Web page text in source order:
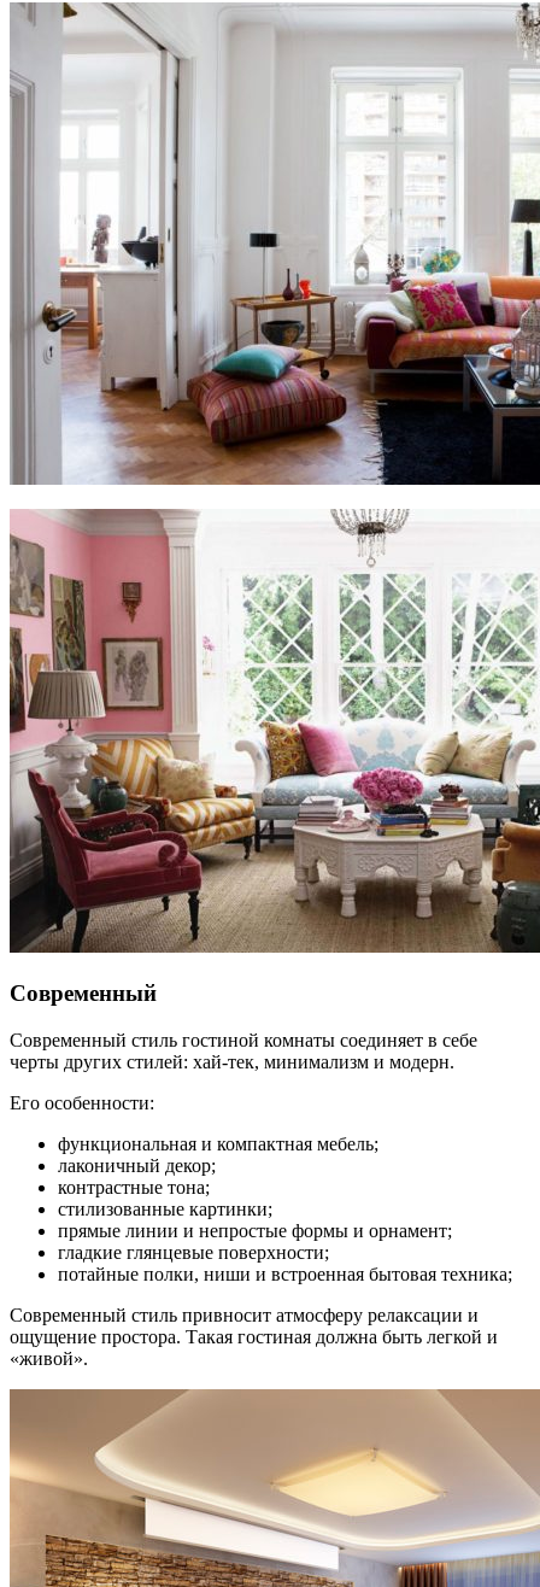
Современный
Современный стиль гостиной комнаты соединяет в себе
черты других стилей: хай-тек, минимализм и модерн.
Его особенности:
функциональная и компактная мебель;
лаконичный декор;
контрастные тона;
стилизованные картинки;
прямые линии и непростые формы и орнамент;
гладкие глянцевые поверхности;
потайные полки, ниши и встроенная бытовая техника;
Современный стиль привносит атмосферу релаксации и
ощущение простора. Такая гостиная должна быть легкой и
«живой».